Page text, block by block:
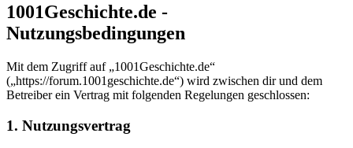
1001Geschichte.de -
Nutzungsbedingungen
Mit dem Zugriff auf „1001Geschichte.de“
(„https://forum.1001geschichte.de“) wird zwischen dir und dem
Betreiber ein Vertrag mit folgenden Regelungen geschlossen:
1. Nutzungsvertrag